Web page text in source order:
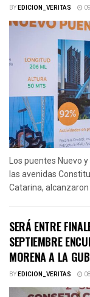
BYEDICION_VERITAS
Los puentes Nuevo
las avenidas
Catarina, alcanzaron
SERÁ ENTRE
SEPTIEMBRE
MORENA A LA
BYEDICION_VERITAS